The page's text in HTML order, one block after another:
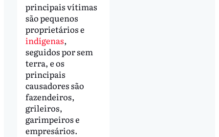
principais vítimas
são pequenos
proprietários e
indígenas,
seguidos por sem
terra, e os
principais
causadores são
fazendeiros,
grileiros,
garimpeiros e
empresários.